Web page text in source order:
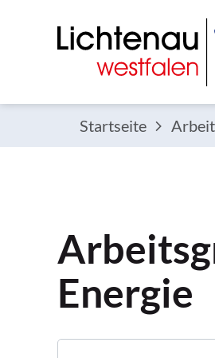
Startseite
Energie